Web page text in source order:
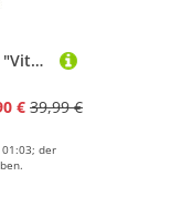
JOY Herren Trainingsshirt "Vitus"
€ 39,99 €
der